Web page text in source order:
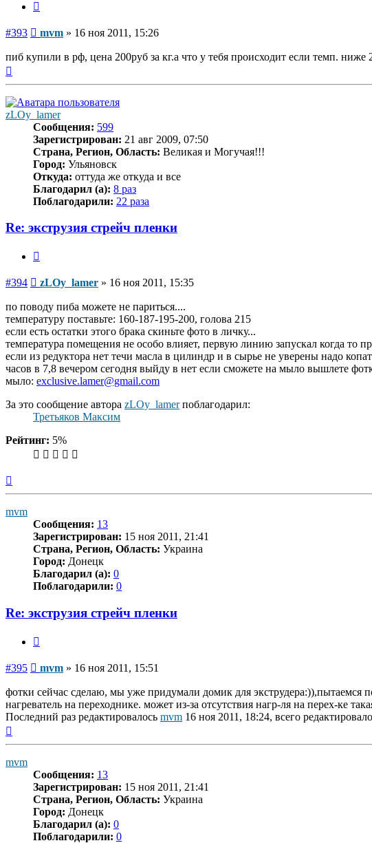
#393 Сообщение
mvm » 16 ноя 2011, 15:26
пиб купили в рф, цена 200руб за кг.а что у тебя происходит если темп. ниже
zLOy_lamer
Сообщения: 599
Зарегистрирован: 21 авг 2009, 07:50
Страна, Регион, Область: Великая и Могучая!!!
Город: Ульяновск
Откуда: оттуда же откуда и все
Благодарил (а): 8 раз
Поблагодарили: 22 раза
Re: экструзия стрейч пленки
#394 Сообщение
zLOy_lamer » 16 ноя 2011, 15:35
по поводу пиба можете не париться....
температуру поставьте: 160-187-195-200, голова 215
если есть остатки этого брака скиньте фото в личку...
температура помещения не особо влияет, первую линию запускал когда то
если из редуктора нет течи масла в цилиндр и в сырье не уверены надо
часов в 7,8 вечером сегодня выйду в нет если сможете на мыло вышлете
мыло: exclusive.lamer@gmail.com
За это сообщение автора zLOy_lamerпоблагодарил:
Третьяков Максим
Рейтинг: 5%
mvm
Сообщения: 13
Зарегистрирован: 15 ноя 2011, 21:41
Страна, Регион, Область: Украина
Город: Донецк
Благодарил (а): 0
Поблагодарили: 0
Re: экструзия стрейч пленки
#395 Сообщение
mvm » 16 ноя 2011, 15:51
фотки сейчас сделаю, мы уже придумали домик для экструдера:)),пытаемся
нагреватель на переходнике. может из-за отсутствия нагр-ля на перех-ке
Последний раз редактировалось mvm 16 ноя 2011, 18:24, всего
mvm
Сообщения: 13
Зарегистрирован: 15 ноя 2011, 21:41
Страна, Регион, Область: Украина
Город: Донецк
Благодарил (а): 0
Поблагодарили: 0